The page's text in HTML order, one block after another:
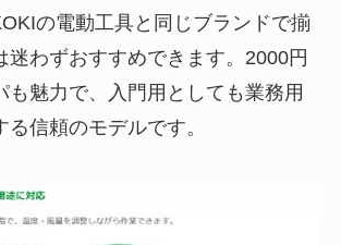
の電動工具と同じブランドで揃
迷わずおすすめできます。2000円
も魅力で、入門用としても業務用
る信頼のモデルです。